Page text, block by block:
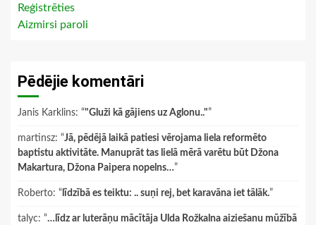
Reģistrēties
Aizmirsi paroli
Pēdējie komentāri
Janis Karklins: “"Gluži kā gājiens uz Aglonu.."”
martinsz: “Jā, pēdējā laikā patiesi vērojama liela reformēto
baptistu aktivitāte. Manuprāt tas lielā mērā varētu būt Džona
Makartura, Džona Paipera nopelns…”
Roberto: “ līdzībā es teiktu: .. suņi rej, bet karavāna iet tālāk.”
talyc: “…līdz ar luterāņu mācītāja Ulda Rožkalna aiziešanu mūžībā